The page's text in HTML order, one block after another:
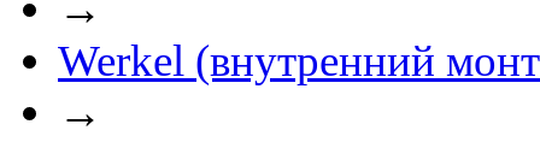
Werkel (внутренний
→